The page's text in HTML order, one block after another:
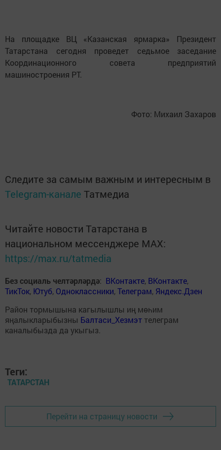
На площадке ВЦ «Казанская ярмарка» Президент
Татарстана сегодня проведет седьмое заседание
Координационного совета предприятий
машиностроения РТ.
Фото: Михаил Захаров
Следите за самым важным и интересным в
Telegram-канале Татмедиа
Читайте новости Татарстана в
национальном мессенджере MАХ:
https://max.ru/tatmedia
Без социаль челтәрләрдә: ВКонтакте, ВКонтакте,
ТикТок, Ютуб, Одноклассники,Телеграм, Яндекс.Дзен
Район тормышына кагылышлы иң мөһим
яңалыкларыбызны Балтаси_Хезмэт телеграм
каналыбызда да укыгыз.
Теги:
ТАТАРСТАН
Перейти на страницу новости